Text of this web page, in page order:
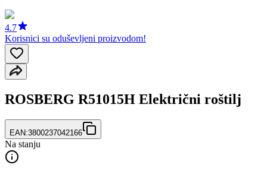
4.7
Korisnici su oduševljeni proizvodom!
ROSBERG R51015H Električni roštilj
EAN:3800237042166
Na stanju